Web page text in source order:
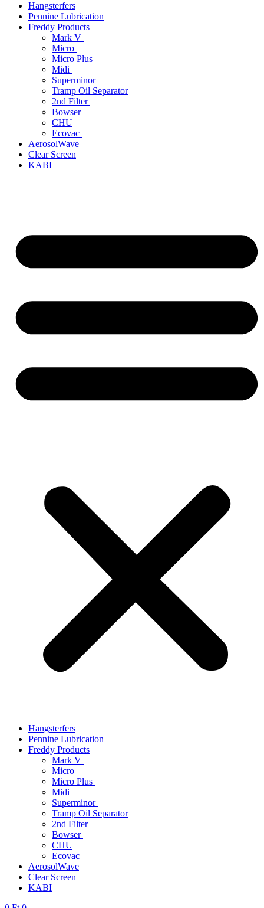
Hangsterfers
Pennine Lubrication
Freddy Products
Mark V
Micro
Micro Plus
Midi
Superminor
Tramp Oil Separator
2nd Filter
Bowser
CHU
Ecovac
AerosolWave
Clear Screen
KABI
Hangsterfers
Pennine Lubrication
Freddy Products
Mark V
Micro
Micro Plus
Midi
Superminor
Tramp Oil Separator
2nd Filter
Bowser
CHU
Ecovac
AerosolWave
Clear Screen
KABI